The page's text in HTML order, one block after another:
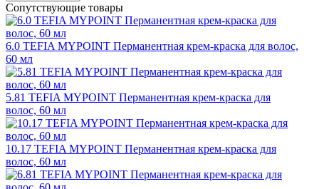
Сопутствующие товары
6.0 TEFIA MYPOINT Перманентная крем-краска для волос,
60 мл
5.81 TEFIA MYPOINT Перманентная крем-краска для
волос, 60 мл
10.17 TEFIA MYPOINT Перманентная крем-краска для
волос, 60 мл